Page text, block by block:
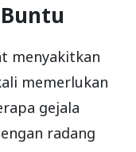
menyakitkan
memerlukan
gejala
radang